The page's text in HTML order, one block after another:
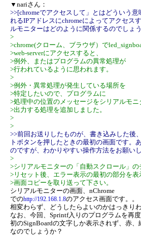
▼nariさん：
>>[chromeでアクセスして」とはどういう
れるIPアドレスにchromeによってアクセス
ルモニターはどのように関係するのでしょう
>
>chrome(クローム、ブラウザ）で
>web-serverにアクセスすると、
>例外、またはプログラムの異常処理が
>行われているように思われます。
>
>例外・異常処理が発生している場所を
>特定したいので、プログラムに
>処理中の位置のメッセージをシリアルモニ
>出力する処理を追加しました。
>
>
>>前回お送りしたものが、書き込みした後
トボタンを押したときの最初の画面です。
のですが、わかりやすい操作方法をお願いし
>
>シリアルモニターの「自動スクロール」の
>リセット後、エラー表示の最初の部分を表
>画面コピーを取り送って下さい。
シリアルモニターの画面、nChrome
でのhttp://192.168.1.8のアクセス画面です。。
相変わらず、どうしたらよいのかはっきり
なお、今回、Sprintf入りのプログラムを再
初のSignBoardの文字しか表示されず、赤
なのでしょうか？